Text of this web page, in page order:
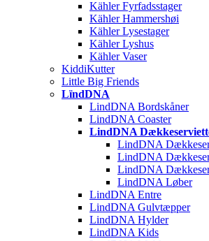
Kähler Fyrfadsstager
Kähler Hammershøi
Kähler Lysestager
Kähler Lyshus
Kähler Vaser
KiddiKutter
Little Big Friends
LïndDNA
LindDNA Bordskåner
LindDNA Coaster
LindDNA
LindDNA
LindDNA
LindDNA
LindDNA Løber
LindDNA Entre
LindDNA Gulvtæpper
LindDNA Hylder
LindDNA Kids